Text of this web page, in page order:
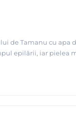
de Tamanu cu apa
epilării, iar pielea